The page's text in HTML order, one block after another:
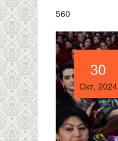
560
30
Окт, 2024
30
Окт, 2024